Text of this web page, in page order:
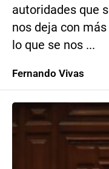
autoridades que
nos deja con
lo que se nos ...
Fernando Vivas